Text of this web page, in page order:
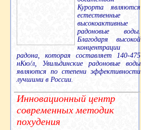
Курорта являются
естественные
высокоактивные
радоновые воды.
Благодаря высокой
концентрации
радона, которая составляет 140-475
нКю/л, Увильдинские радоновые воды
являются по степени эффективности
лучшими в России.
Инновационный центр
современных методик
похудения